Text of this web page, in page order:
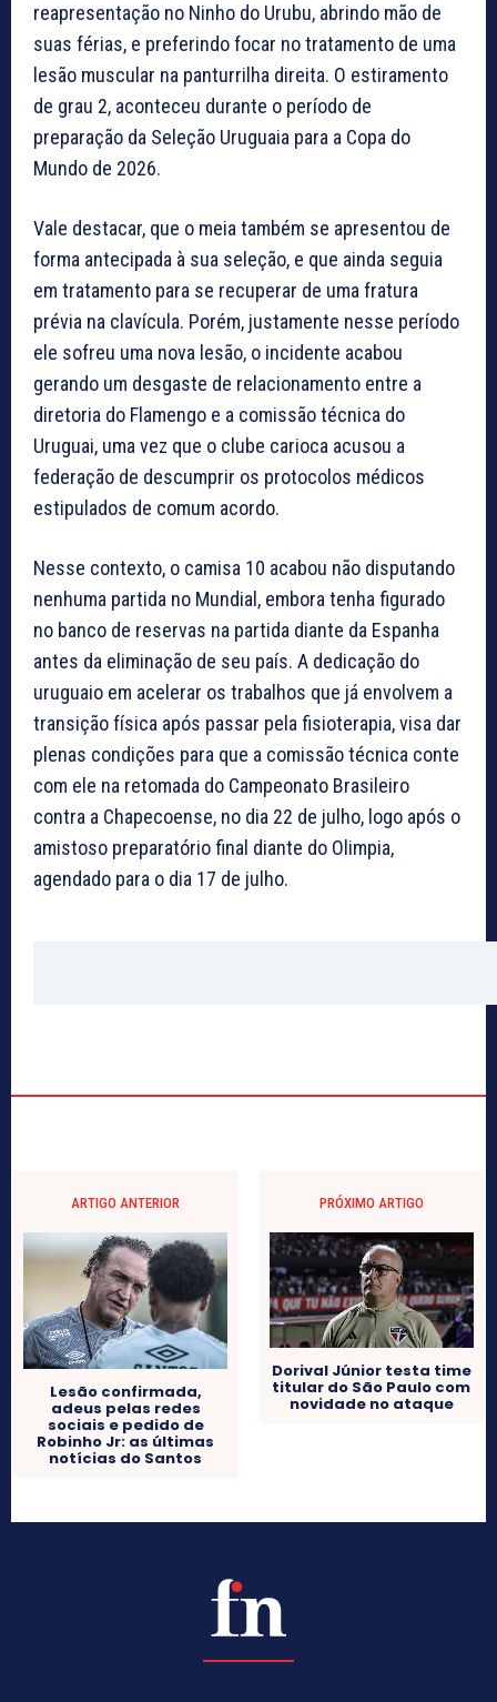
reapresentação no Ninho do Urubu, abrindo mão de
suas férias, e preferindo focar no tratamento de uma
lesão muscular na panturrilha direita. O estiramento
de grau 2, aconteceu durante o período de
preparação da Seleção Uruguaia para a Copa do
Mundo de 2026.
Vale destacar, que o meia também se apresentou de
forma antecipada à sua seleção, e que ainda seguia
em tratamento para se recuperar de uma fratura
prévia na clavícula. Porém, justamente nesse período
ele sofreu uma nova lesão, o incidente acabou
gerando um desgaste de relacionamento entre a
diretoria do Flamengo e a comissão técnica do
Uruguai, uma vez que o clube carioca acusou a
federação de descumprir os protocolos médicos
estipulados de comum acordo.
Nesse contexto, o camisa 10 acabou não disputando
nenhuma partida no Mundial, embora tenha figurado
no banco de reservas na partida diante da Espanha
antes da eliminação de seu país. A dedicação do
uruguaio em acelerar os trabalhos que já envolvem a
transição física após passar pela fisioterapia, visa dar
plenas condições para que a comissão técnica conte
com ele na retomada do Campeonato Brasileiro
contra a Chapecoense, no dia 22 de julho, logo após o
amistoso preparatório final diante do Olimpia,
agendado para o dia 17 de julho.
ARTIGO ANTERIOR
Lesão confirmada,
adeus pelas redes
sociais e pedido de
Robinho Jr: as últimas
notícias do Santos
PRÓXIMO ARTIGO
Dorival Júnior testa time
titular do São Paulo com
novidade no ataque